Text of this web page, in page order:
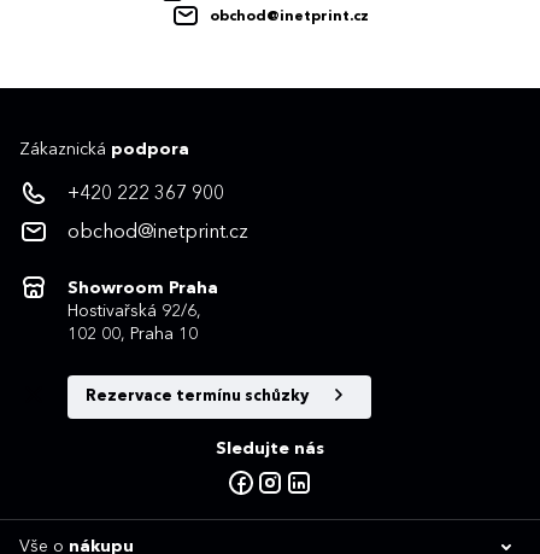
obchod@inetprint.cz
Zákaznická podpora
+420 222 367 900
obchod@inetprint.cz
Showroom Praha
Hostivařská 92/6,
102 00, Praha 10
Rezervace termínu schůzky
Sledujte nás
Vše o nákupu